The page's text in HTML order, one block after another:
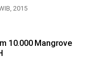
2015
10.000 Mangrove